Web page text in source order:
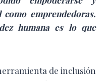
emprendedoras.
humana es lo que
de inclusión